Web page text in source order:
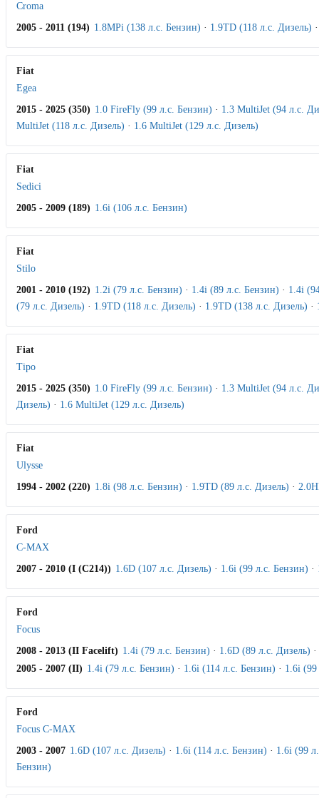
Croma
2005 - 2011 (194) 1.8MPi (138 л.с. Бензин) · 1.9TD (118 л.с. Дизель)
Fiat
Egea
2015 - 2025 (350) 1.0 FireFly (99 л.с. Бензин) · 1.3 MultiJet (94 л.с.
MultiJet (118 л.с. Дизель) · 1.6 MultiJet (129 л.с. Дизель)
Fiat
Sedici
2005 - 2009 (189) 1.6i (106 л.с. Бензин)
Fiat
Stilo
2001 - 2010 (192) 1.2i (79 л.с. Бензин) · 1.4i (89 л.с. Бензин) · 1.4i
(79 л.с. Дизель) · 1.9TD (118 л.с. Дизель) · 1.9TD (138 л.с. Дизель) ·
Fiat
Tipo
2015 - 2025 (350) 1.0 FireFly (99 л.с. Бензин) · 1.3 MultiJet (94 л.с.
Дизель) · 1.6 MultiJet (129 л.с. Дизель)
Fiat
Ulysse
1994 - 2002 (220) 1.8i (98 л.с. Бензин) · 1.9TD (89 л.с. Дизель) ·
Ford
C-MAX
2007 - 2010 (I (C214)) 1.6D (107 л.с. Дизель) · 1.6i (99 л.с. Бензин) ·
Ford
Focus
2008 - 2013 (II Facelift) 1.4i (79 л.с. Бензин) · 1.6D (89 л.с. Дизель) ·
2005 - 2007 (II) 1.4i (79 л.с. Бензин) · 1.6i (114 л.с. Бензин) · 1.6i
Ford
Focus C-MAX
2003 - 2007 1.6D (107 л.с. Дизель) · 1.6i (114 л.с. Бензин) · 1.6i (99
Бензин)